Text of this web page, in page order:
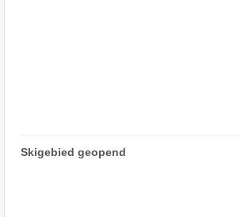
Skigebied geopend